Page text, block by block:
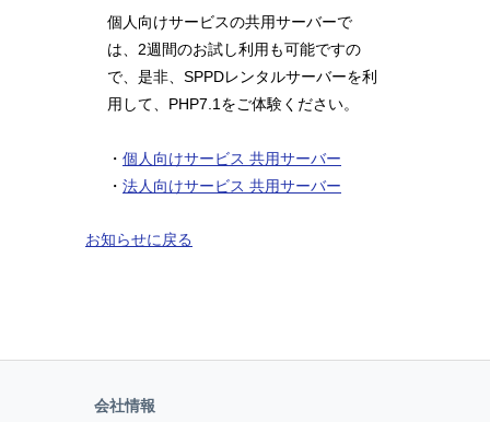
個人向けサービスの共用サーバーで
は、2週間のお試し利用も可能ですの
で、是非、SPPDレンタルサーバーを利
用して、PHP7.1をご体験ください。
・ 個人向けサービス 共用サーバー
・ 法人向けサービス 共用サーバー
お知らせに戻る
会社情報